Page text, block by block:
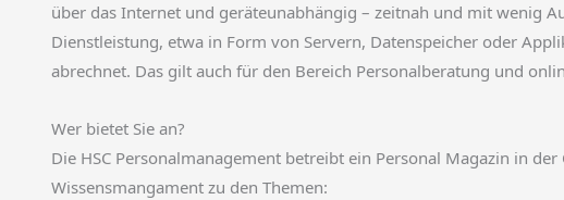
über das Internet und geräteunabhängig – zeitnah und mit wenig
Dienstleistung, etwa in Form von Servern, Datenspeicher oder
abrechnet. Das gilt auch für den Bereich Personalberatung und
Wer bietet Sie an?
Die HSC Personalmanagement betreibt ein Personal Magazin in
Wissensmangament zu den Themen: